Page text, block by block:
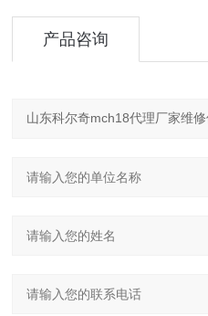
产品咨询